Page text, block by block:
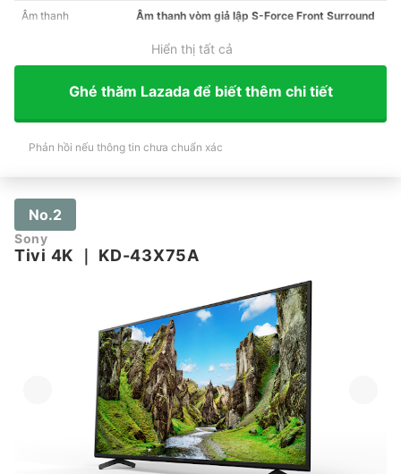
Âm thanh Âm thanh vòm giả lập S-Force Front Surround
Hiển thị tất cả
Ghé thăm Lazada để biết thêm chi tiết
Phản hồi nếu thông tin chưa chuẩn xác
No.2
Sony
Tivi 4K KD-43X75A